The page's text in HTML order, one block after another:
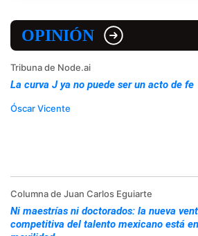
OPINIÓN
Tribuna de Node.ai
La curva J ya no puede ser un acto de fe
Óscar Vicente
Columna de Juan Carlos Eguiarte
Ni maestrías ni doctorados: la nueva
competitiva del talento mexicano está